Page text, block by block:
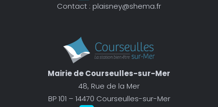
Contact : plaisney@shema.fr
Mairie de Courseulles-sur-Mer
48, Rue de la Mer
BP 101 – 14470 Courseulles-sur-Mer